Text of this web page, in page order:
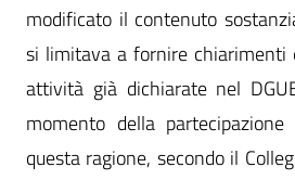
modificato il contenuto
si limitava a fornire chiarimenti
attività già dichiarate nel
momento della
questa ragione, secondo il